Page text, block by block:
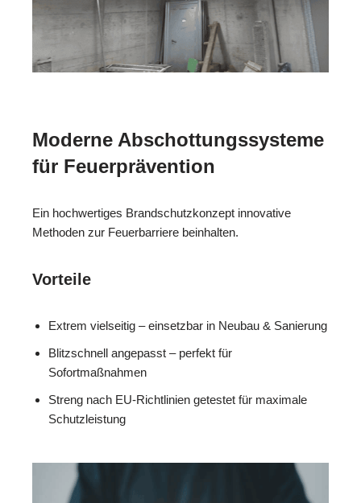
Moderne Abschottungssysteme
für Feuerprävention
Ein hochwertiges Brandschutzkonzept innovative
Methoden zur Feuerbarriere beinhalten.
Vorteile
Extrem vielseitig – einsetzbar in Neubau & Sanierung
Blitzschnell angepasst – perfekt für
Sofortmaßnahmen
Streng nach EU-Richtlinien getestet für maximale
Schutzleistung